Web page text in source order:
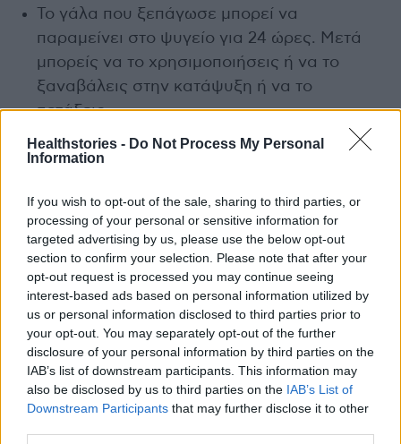
Healthstories - Do Not Process My Personal
Information
If you wish to opt-out of the sale, sharing to third parties, or
processing of your personal or sensitive information for
targeted advertising by us, please use the below opt-out
section to confirm your selection. Please note that after your
opt-out request is processed you may continue seeing
interest-based ads based on personal information utilized by
us or personal information disclosed to third parties prior to
your opt-out. You may separately opt-out of the further
disclosure of your personal information by third parties on the
IAB’s list of downstream participants. This information may
also be disclosed by us to third parties on the IAB’s List of
Downstream Participants that may further disclose it to other
Το γάλα που ξεπάγωσε μπορεί να
παραμείνει στο ψυγείο για 24 ώρες. Μετά
μπορείς να το χρησιμοποιήσεις ή να το
ξαναβάλεις στην κατάψυξη ή να το
πετάξεις.
Διαβάστε επίσης
Τελικά πόση πρωτεΐνη χρειαζόμαστε;
Η συχνότητα ερωτικών επαφών μειώνει το
χάσμα οργασμού ανάμεσα στα φύλα
H Μπίλι Αϊλις μίλησε ανοικτά για το σύνδρομο
Τουρέτ και τα τικ της – Με προσβάλουν όταν
γελούν